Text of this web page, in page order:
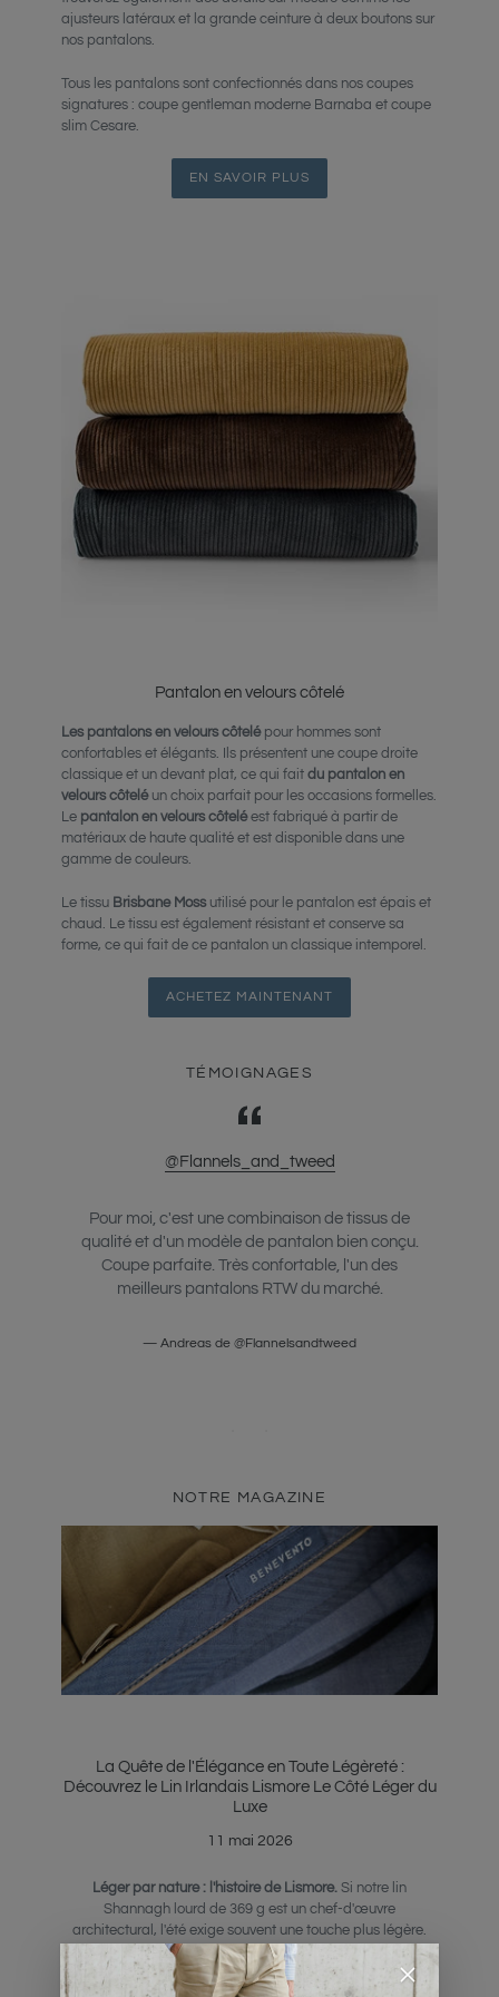
ajusteurs latéraux et la grande ceinture à deux boutons sur
nos pantalons.
Tous les pantalons sont confectionnés dans nos coupes
signatures : coupe gentleman moderne Barnaba et coupe
slim Cesare.
EN SAVOIR PLUS
Pantalon en velours côtelé
Les pantalons en velours côtelépour hommes sont
confortables et élégants. Ils présentent une coupe droite
classique et un devant plat, ce qui fait du pantalon en
velours côteléun choix parfait pour les occasions formelles.
Le pantalon en velours côteléest fabriqué à partir de
matériaux de haute qualité et est disponible dans une
gamme de couleurs.
Le tissu Brisbane Mossutilisé pour le pantalon est épais et
chaud. Le tissu est également résistant et conserve sa
forme, ce qui fait de ce pantalon un classique intemporel.
ACHETEZ MAINTENANT
TÉMOIGNAGES
@Flannels_and_tweed
Pour moi, c'est une combinaison de tissus de
qualité et d'un modèle de pantalon bien conçu.
Coupe parfaite. Très confortable, l'un des
meilleurs pantalons RTW du marché.
Andreas de @Flannelsandtweed
NOTRE MAGAZINE
La Quête de l'Élégance en Toute Légèreté :
Découvrez le Lin Irlandais Lismore Le Côté Léger du
Luxe
11 mai 2026
Léger par nature : l'histoire de Lismore. Si notre lin
Shannagh lourd de 369 g est un chef-d'œuvre
architectural, l'été exige souvent une touche plus légère.
Découvrez Lismore, un lin irlandais à armure toile de 194 g
conçu pour le nomade moderne. De sa finition sanforisée à
sa respirabilité inégalée, découvrez pourquoi c'est le seul